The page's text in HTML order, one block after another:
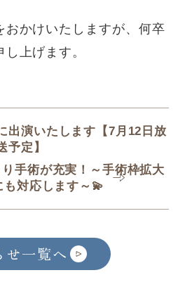
おかけいたしますが、何卒
上げます。
出演いたします【7月12日放
予定】
手術が充実！～手術枠拡大
も対応します～💫
せ一覧へ